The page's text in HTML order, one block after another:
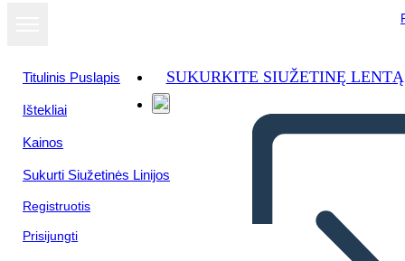
Titulinis Puslapis
Ištekliai
Kainos
Sukurti Siužetinės Linijos
Registruotis
Prisijungti
SUKURKITE SIUŽETINĘ LENTĄ